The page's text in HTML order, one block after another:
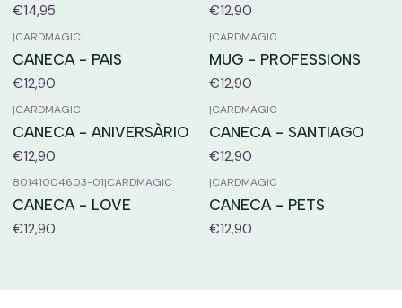
€14,95
€12,90
|CARDMAGIC
CANECA - PAIS
€12,90
|CARDMAGIC
MUG - PROFESSIONS
€12,90
|CARDMAGIC
CANECA - ANIVERSÀRIO
€12,90
|CARDMAGIC
CANECA - SANTIAGO
€12,90
80141004603-01|CARDMAGIC
CANECA - LOVE
€12,90
|CARDMAGIC
CANECA - PETS
€12,90